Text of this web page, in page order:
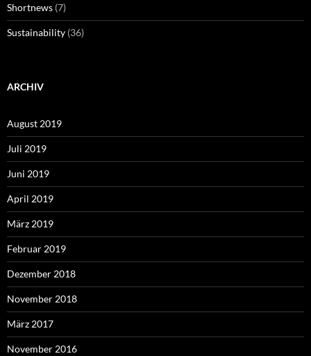
Shortnews (7)
Sustainability (36)
ARCHIV
August 2019
Juli 2019
Juni 2019
April 2019
März 2019
Februar 2019
Dezember 2018
November 2018
März 2017
November 2016